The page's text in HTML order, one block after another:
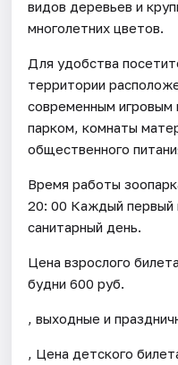
видов деревьев и
многолетних цветов.
Для удобства
территории
современным
парком, комнаты
общественного
Время работы
20: 00 Каждый первый
санитарный день.
Цена взрослого
будни 600 руб.
, выходные и
, Цена детского